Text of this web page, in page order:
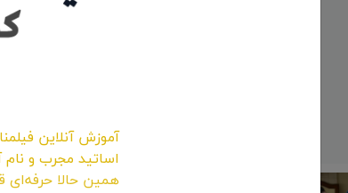
آموزش آنلاین
اساتید مجرب و نام
همین حالا حرفه‌ای